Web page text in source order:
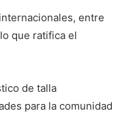
entre
que ratifica el
de talla
para la comunidad